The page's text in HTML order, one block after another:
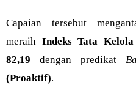
Capaian tersebut
meraih Indeks Tata
82,19 dengan predikat
(Proaktif).